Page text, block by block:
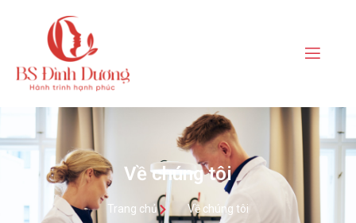
Về chúng tôi
Trang chủ Về chúng tôi